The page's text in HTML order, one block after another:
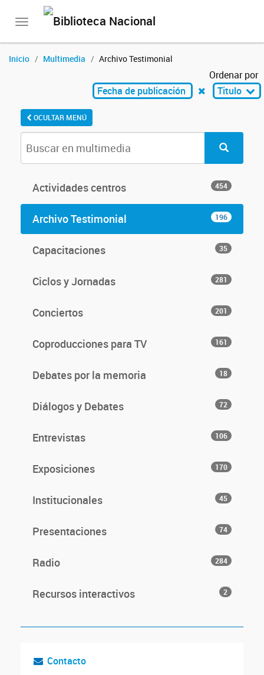
Toggle
Inicio Multimedia Archivo Testimonial
Ordenar por
Fecha de publicación
Titulo
OCULTAR MENÚ
Actividades centros 454
Archivo Testimonial 196
Capacitaciones 35
Ciclos y Jornadas 281
Conciertos 201
Coproducciones para TV 161
Debates por la memoria 18
Diálogos y Debates 72
Entrevistas 106
Exposiciones 170
Institucionales 45
Presentaciones 74
Radio 284
Recursos interactivos 2
Contacto